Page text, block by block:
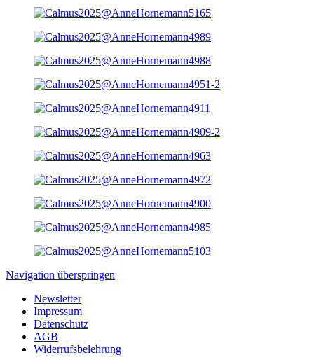
Navigation überspringen
Newsletter
Impressum
Datenschutz
AGB
Widerrufsbelehrung